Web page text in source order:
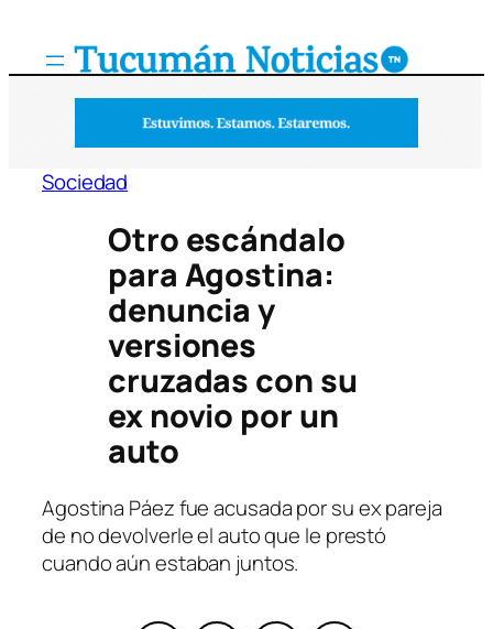
Sociedad
Otro escándalo
para Agostina:
denuncia y
versiones
cruzadas con su
ex novio por un
auto
Agostina Páez fue acusada por su ex pareja
de no devolverle el auto que le prestó
cuando aún estaban juntos.